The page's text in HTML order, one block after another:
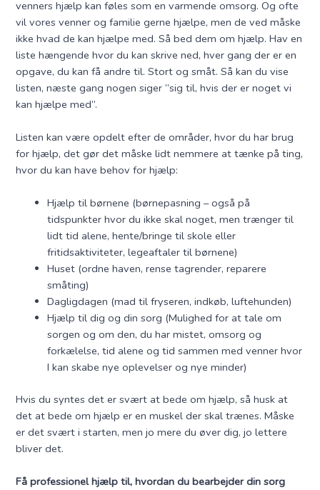
venners hjælp kan føles som en varmende omsorg. Og ofte
vil vores venner og familie gerne hjælpe, men de ved måske
ikke hvad de kan hjælpe med. Så bed dem om hjælp. Hav en
liste hængende hvor du kan skrive ned, hver gang der er en
opgave, du kan få andre til. Stort og småt. Så kan du vise
listen, næste gang nogen siger ”sig til, hvis der er noget vi
kan hjælpe med”.
Listen kan være opdelt efter de områder, hvor du har brug
for hjælp, det gør det måske lidt nemmere at tænke på ting,
hvor du kan have behov for hjælp:
Hjælp til børnene (børnepasning – også på
tidspunkter hvor du ikke skal noget, men trænger til
lidt tid alene, hente/bringe til skole eller
fritidsaktiviteter, legeaftaler til børnene)
Huset (ordne haven, rense tagrender, reparere
småting)
Dagligdagen (mad til fryseren, indkøb, luftehunden)
Hjælp til dig og din sorg (Mulighed for at tale om
sorgen og om den, du har mistet, omsorg og
forkælelse, tid alene og tid sammen med venner hvor
I kan skabe nye oplevelser og nye minder)
Hvis du syntes det er svært at bede om hjælp, så husk at
det at bede om hjælp er en muskel der skal trænes. Måske
er det svært i starten, men jo mere du øver dig, jo lettere
bliver det.
Få professionel hjælp til, hvordan du bearbejder din sorg